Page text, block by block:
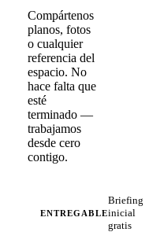
Compártenos
planos, fotos
o cualquier
referencia del
espacio. No
hace falta que
esté
terminado —
trabajamos
desde cero
contigo.
ENTREGABLE
Briefing
inicial
gratis